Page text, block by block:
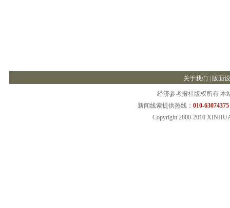
关于我们 版面
经济参考报社版权所有 本
新闻线索提供热线： 010-
Copyright 2000-2010